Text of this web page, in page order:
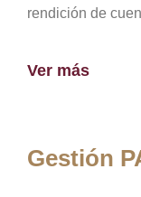
rendición de
Ver más
Gestión